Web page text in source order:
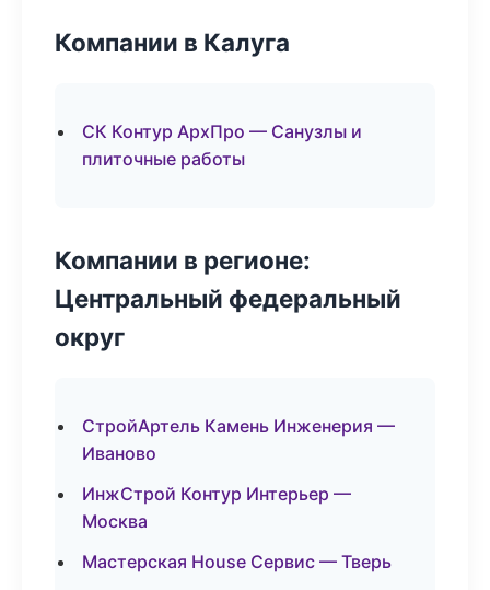
Компании в Калуга
СК Контур АрхПро — Санузлы и
плиточные работы
Компании в регионе:
Центральный федеральный
округ
СтройАртель Камень Инженерия —
Иваново
ИнжСтрой Контур Интерьер —
Москва
Мастерская House Сервис — Тверь